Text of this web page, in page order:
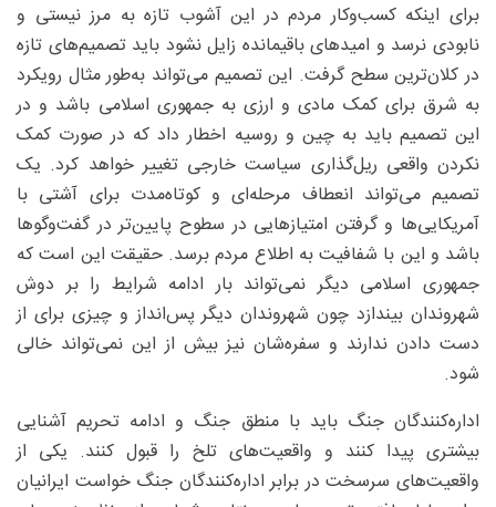
برای اینکه کسب‌وکار مردم در این آشوب تازه به مرز نیستی و
نابودی نرسد و امیدهای باقیمانده زایل نشود باید تصمیم‌های تازه
در کلان‌ترین سطح گرفت. این تصمیم می‌تواند به‌طور مثال رویکرد
به شرق برای کمک مادی و ارزی به جمهوری اسلامی باشد و در
این تصمیم باید به چین و روسیه اخطار داد که در صورت کمک
نکردن واقعی ریل‌گذاری سیاست خارجی تغییر خواهد کرد. یک
تصمیم می‌تواند انعطاف مرحله‌ای و کوتاه‌مدت برای آشتی با
آمریکایی‌ها و گرفتن امتیازهایی در سطوح پایین‌تر در گفت‌وگوها
باشد و این با شفافیت به اطلاع مردم برسد. حقیقت این است که
جمهوری اسلامی دیگر نمی‌تواند بار ادامه شرایط را بر دوش
شهروندان بیندازد چون شهروندان دیگر پس‌انداز و چیزی برای از
دست دادن ندارند و سفره‌شان نیز بیش از این نمی‌تواند خالی
شود.
اداره‌کنندگان جنگ باید با منطق جنگ و ادامه تحریم آشنایی
بیشتری پیدا کنند و واقعیت‌های تلخ را قبول کنند. یکی از
واقعیت‌های سرسخت در برابر اداره‌کنندگان جنگ خواست ایرانیان